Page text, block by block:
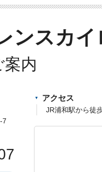
ンスカ
7
アクセス
JR浦和駅から徒